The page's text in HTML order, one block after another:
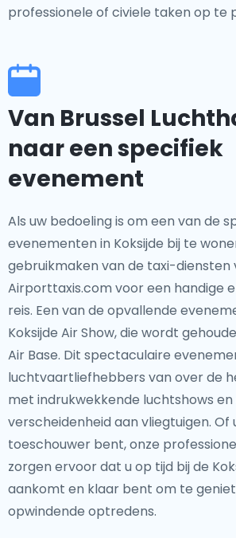
professionele of civiele taken op te
Van Brussel
naar een specifiek
evenement
Als uw bedoeling is om een van de
evenementen in Koksijde bij te
gebruikmaken van de taxi-diensten
Airporttaxis.com voor een handige
reis. Een van de opvallende
Koksijde Air Show, die wordt
Air Base. Dit spectaculaire
luchtvaartliefhebbers van over de
met indrukwekkende luchtshows en
verscheidenheid aan vliegtuigen. Of
toeschouwer bent, onze
zorgen ervoor dat u op tijd bij de
aankomt en klaar bent om te
opwindende optredens.